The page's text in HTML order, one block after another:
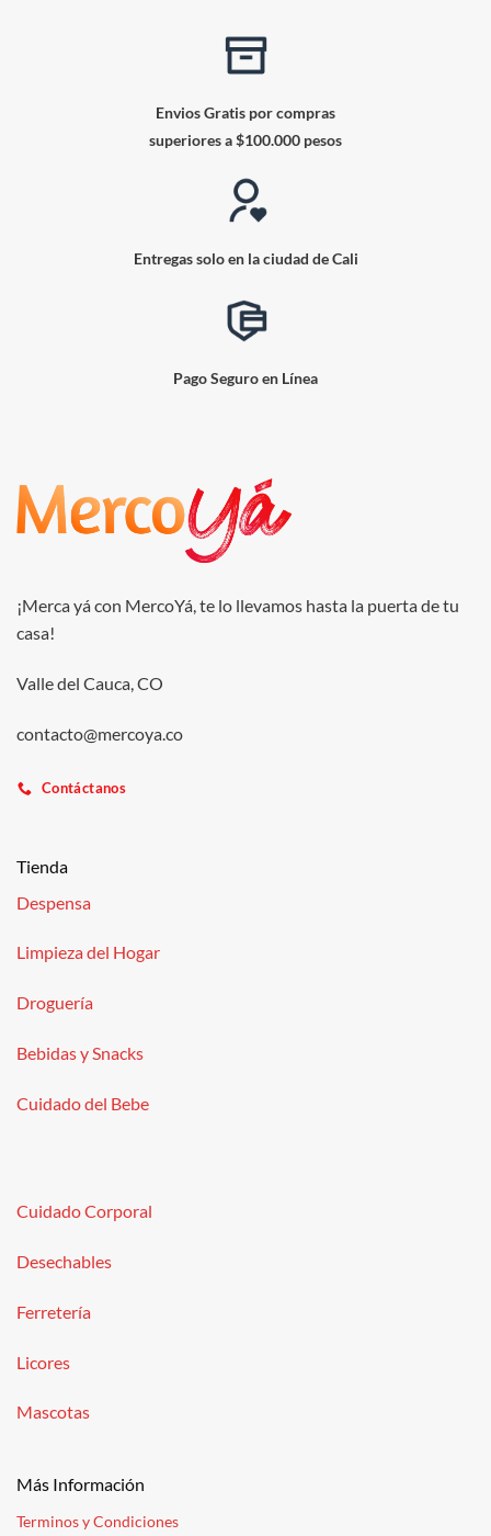
Envios Gratis por compras
superiores a $100.000 pesos
Entregas solo en la ciudad de Cali
Pago Seguro en Línea
¡Merca yá con MercoYá, te lo llevamos hasta la puerta de tu
casa!
Valle del Cauca, CO
contacto@mercoya.co
Contáctanos
Tienda
Despensa
Limpieza del Hogar
Droguería
Bebidas y Snacks
Cuidado del Bebe
Cuidado Corporal
Desechables
Ferretería
Licores
Mascotas
Más Información
Terminos y Condiciones